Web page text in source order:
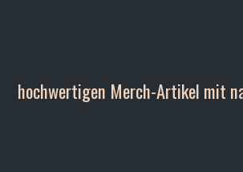
hochwertigen Merch-Artikel mit